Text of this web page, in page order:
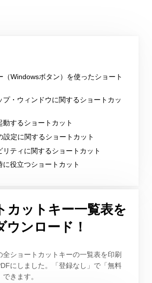
（Windowsボタン）を使ったショート
プ・ウィンドウに関するショートカッ
動するショートカット
設定に関するショートカット
リティに関するショートカット
に役立つショートカット
カットキー一覧表を
ウンロード！
全ショートカットキーの一覧表を印刷
にしました。「登録なし」で「無料
きます。